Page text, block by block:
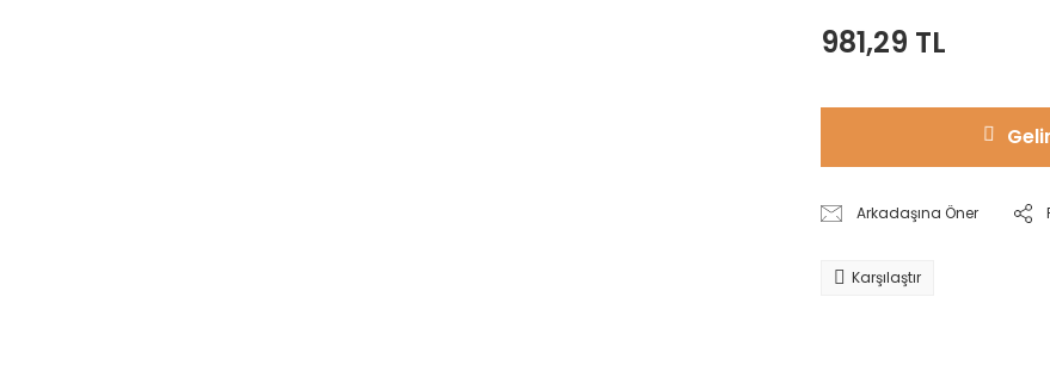
981,29 TL
Arkadaşına Öner
Karşılaştır